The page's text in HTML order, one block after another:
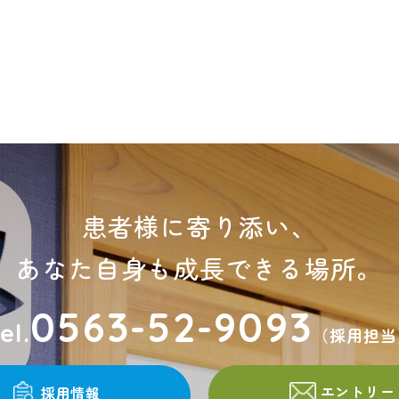
患者様に寄り添い、
あなた自身も成長できる場所。
0563-52-9093 （採用担
採用情報 エントリー